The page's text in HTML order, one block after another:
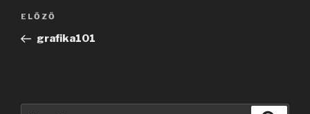
Bejegyzés
Korábbi
bejegyzés
ELŐZŐ
grafika101